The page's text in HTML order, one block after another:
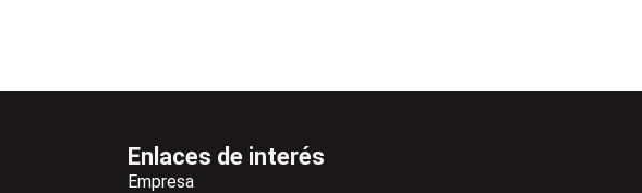
Enlaces de interés
Empresa